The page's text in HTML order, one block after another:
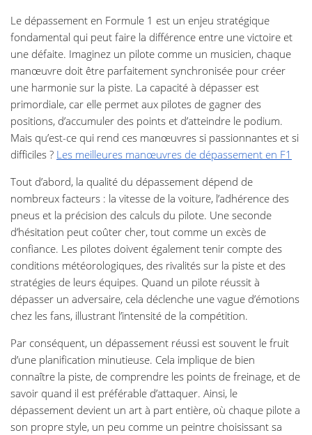
Le dépassement en Formule 1 est un enjeu stratégique
fondamental qui peut faire la différence entre une victoire et
une défaite. Imaginez un pilote comme un musicien, chaque
manœuvre doit être parfaitement synchronisée pour créer
une harmonie sur la piste. La capacité à dépasser est
primordiale, car elle permet aux pilotes de gagner des
positions, d’accumuler des points et d’atteindre le podium.
Mais qu’est-ce qui rend ces manœuvres si passionnantes et si
difficiles ? Les meilleures manœuvres de dépassement en F1
Tout d’abord, la qualité du dépassement dépend de
nombreux facteurs : la vitesse de la voiture, l’adhérence des
pneus et la précision des calculs du pilote. Une seconde
d’hésitation peut coûter cher, tout comme un excès de
confiance. Les pilotes doivent également tenir compte des
conditions météorologiques, des rivalités sur la piste et des
stratégies de leurs équipes. Quand un pilote réussit à
dépasser un adversaire, cela déclenche une vague d’émotions
chez les fans, illustrant l’intensité de la compétition.
Par conséquent, un dépassement réussi est souvent le fruit
d’une planification minutieuse. Cela implique de bien
connaître la piste, de comprendre les points de freinage, et de
savoir quand il est préférable d’attaquer. Ainsi, le
dépassement devient un art à part entière, où chaque pilote a
son propre style, un peu comme un peintre choisissant sa